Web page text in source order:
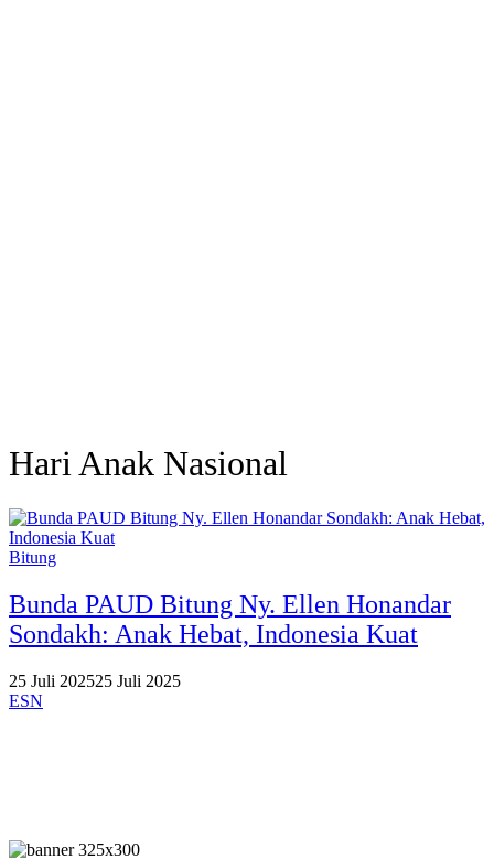
Hari Anak Nasional
Bitung
Bunda PAUD Bitung Ny. Ellen Honandar
Sondakh: Anak Hebat, Indonesia Kuat
25 Juli 202525 Juli 2025
ESN